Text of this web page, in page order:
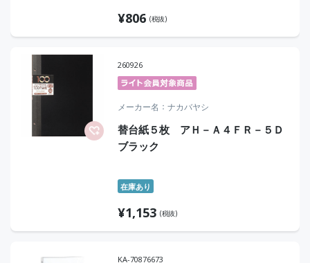
¥806 (税抜)
260926
メーカー名 ナカバヤシ
替台紙５枚 アＨ－Ａ４ＦＲ－５Ｄ
ブラック
在庫あり
¥1,153 (税抜)
KA-70876673